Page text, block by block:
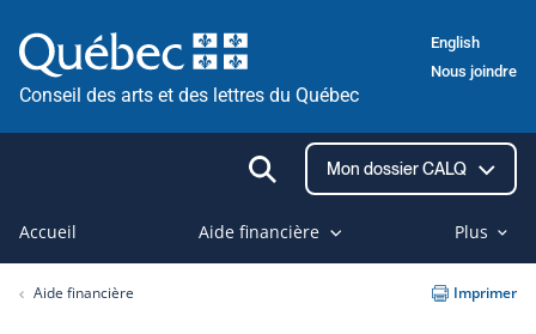
au
contenu
Conseil des arts et des lettres du Québec
English
Nous joindre
Ouvrir
la
recherche
Mon dossier CALQ
Accueil Aide financière Plus
Aide financière Imprimer